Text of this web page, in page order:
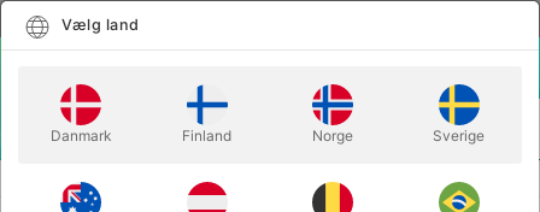
KORTTRICKS BAMMO BACKTRACK JACK - Bob Farmer
Vælg land
Danmark Finland Norge Sverige